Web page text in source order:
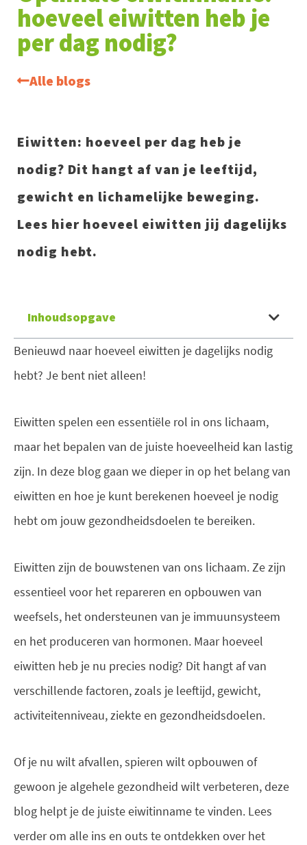
hoeveel eiwitten heb je
per dag nodig?
Alle blogs
Eiwitten: hoeveel per dag heb je
nodig? Dit hangt af van je leeftijd,
gewicht en lichamelijke beweging.
Lees hier hoeveel eiwitten jij dagelijks
nodig hebt.
Inhoudsopgave
Benieuwd naar hoeveel eiwitten je dagelijks nodig
hebt? Je bent niet alleen!
Eiwitten spelen een essentiële rol in ons lichaam,
maar het bepalen van de juiste hoeveelheid kan lastig
zijn. In deze blog gaan we dieper in op het belang van
eiwitten en hoe je kunt berekenen hoeveel je nodig
hebt om jouw gezondheidsdoelen te bereiken.
Eiwitten zijn de bouwstenen van ons lichaam. Ze zijn
essentieel voor het repareren en opbouwen van
weefsels, het ondersteunen van je immuunsysteem
en het produceren van hormonen. Maar hoeveel
eiwitten heb je nu precies nodig? Dit hangt af van
verschillende factoren, zoals je leeftijd, gewicht,
activiteitenniveau, ziekte en gezondheidsdoelen.
Of je nu wilt afvallen, spieren wilt opbouwen of
gewoon je algehele gezondheid wilt verbeteren, deze
blog helpt je de juiste eiwitinname te vinden. Lees
verder om alle ins en outs te ontdekken over het